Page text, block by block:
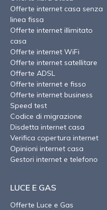
Offerte internet casa senza
linea fissa
Offerte internet illimitato
casa
Offerte internet WiFi
Offerte internet satellitare
Offerte ADSL
Offerte internet e fisso
Offerte internet business
Speed test
Codice di migrazione
Disdetta internet casa
Verifica copertura internet
Opinioni internet casa
Gestori internet e telefono
LUCE E GAS
Offerte Luce e Gas